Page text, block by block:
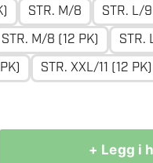
STR. M/8 STR. L/9
STR. M/8 (12 PK)
STR.
STR. XXL/11 (12 PK)
+ Legg i